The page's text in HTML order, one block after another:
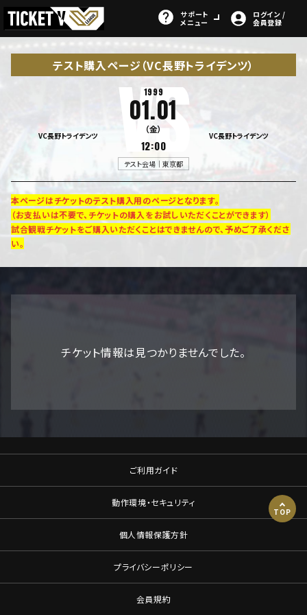
サポート
メニュー
ログイン /
会員登録
テスト購入ページ（VC長野トライデンツ）
VC長野トライデンツ
1999
01.01
（金）
12:00
VC長野トライデンツ
テスト会場｜東京都
本ページはチケットのテスト購入用のページとなります。
（お支払いは不要で、チケットの購入をお試しいただくことができます）
試合観戦チケットをご購入いただくことはできませんので、予めご了承くださ
い。
チケット情報は見つかりませんでした。
ご利用ガイド
動作環境・セキュリティ
個人情報保護方針
プライバシーポリシー
会員規約
TOP